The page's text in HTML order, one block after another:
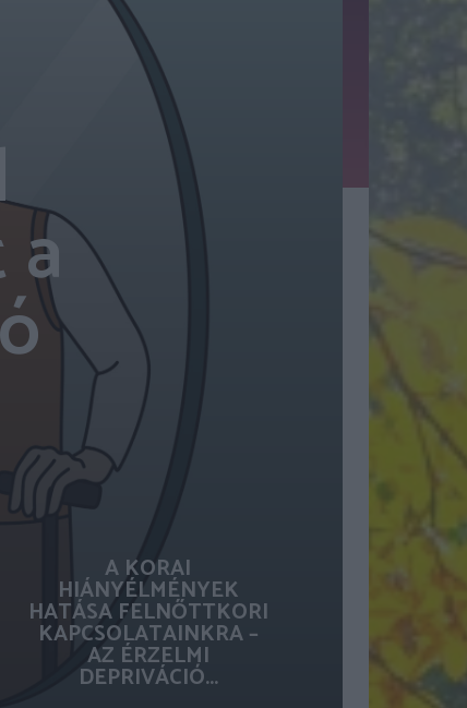
A KORAI
HIÁNYÉLMÉNYEK
HATÁSA FELNŐTTKORI
KAPCSOLATAINKRA –
AZ ÉRZELMI
DEPRIVÁCIÓ...